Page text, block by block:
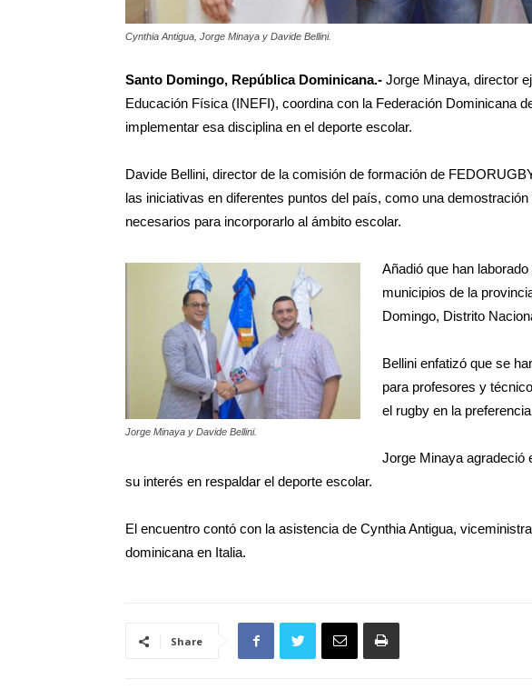
Cynthia Antigua, Jorge Minaya y Davide Bellini.
Santo Domingo, República Dominicana.- Jorge Minaya, director
Educación Física (INEFI), coordina con la Federación Dominicana
implementar esa disciplina en el deporte escolar.
Davide Bellini, director de la comisión de formación de
las iniciativas en diferentes puntos del país, como una
necesarios para incorporarlo al ámbito escolar.
Jorge Minaya y Davide Bellini.
Añadió que han
municipios de la
Domingo, Distrito
Bellini enfatizó que se
para profesores y
el rugby en la
Jorge Minaya agradeció
su interés en respaldar el deporte escolar.
El encuentro contó con la asistencia de Cynthia Antigua,
dominicana en Italia.
Share